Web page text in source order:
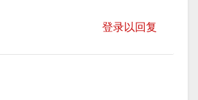
登录以回复